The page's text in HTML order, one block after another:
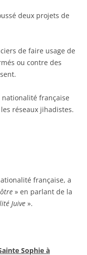
deux projets de
de faire usage de
ou contre des
française
réseaux jihadistes.
française, a
» en parlant de la
Juive ».
Sophie à